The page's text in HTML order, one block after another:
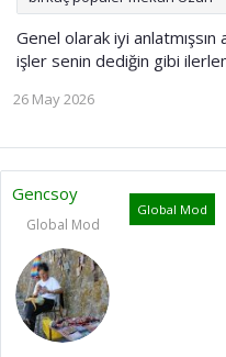
Genel olarak iyi
işler senin dediğin gibi
26 May 2026
Gencsoy
Global Mod
Global Mod